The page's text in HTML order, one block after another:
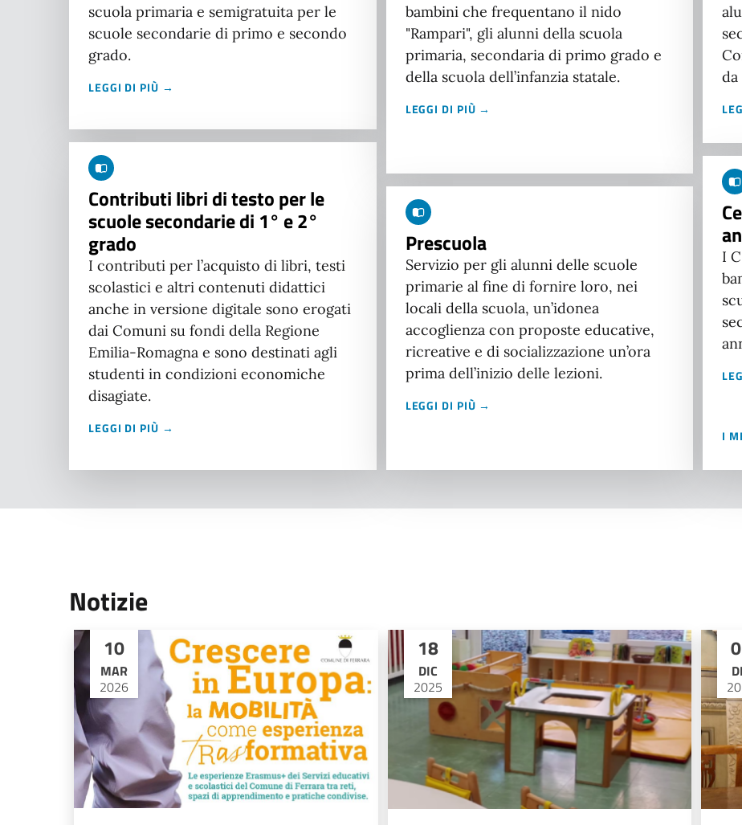
scuola primaria e semigratuita per le
scuole secondarie di primo e secondo
grado.
LEGGI DI PIÙ →
Contributi libri di testo per le
scuole secondarie di 1° e 2°
grado
I contributi per l’acquisto di libri, testi
scolastici e altri contenuti didattici
anche in versione digitale sono erogati
dai Comuni su fondi della Regione
Emilia-Romagna e sono destinati agli
studenti in condizioni economiche
disagiate.
LEGGI DI PIÙ →
bambini che frequentano il nido
"Rampari", gli alunni della scuola
primaria, secondaria di primo grado e
della scuola dell’infanzia statale.
LEGGI DI PIÙ →
Prescuola
Servizio per gli alunni delle scuole
primarie al fine di fornire loro, nei
locali della scuola, un’idonea
accoglienza con proposte educative,
ricreative e di socializzazione un’ora
prima dell’inizio delle lezioni.
LEGGI DI PIÙ →
I
I
Notizie
10
MAR
2026
18
DIC
2025